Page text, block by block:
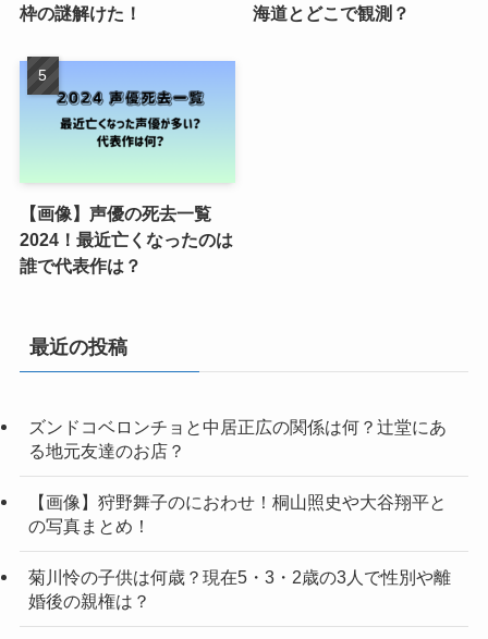
枠の謎解けた！
海道とどこで観測？
【画像】声優の死去一覧
2024！最近亡くなったのは
誰で代表作は？
最近の投稿
ズンドコベロンチョと中居正広の関係は何？辻堂にあ
る地元友達のお店？
【画像】狩野舞子のにおわせ！桐山照史や大谷翔平と
の写真まとめ！
菊川怜の子供は何歳？現在5・3・2歳の3人で性別や離
婚後の親権は？